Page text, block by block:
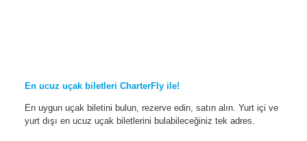
En ucuz uçak biletleri CharterFly ile!
En uygun uçak biletini bulun, rezerve edin, satın alın. Yurt içi ve
yurt dışı en ucuz uçak biletlerini bulabileceğiniz tek adres.